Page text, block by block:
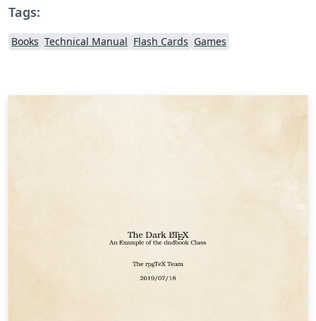
Tags:
Books Technical Manual Flash Cards Games